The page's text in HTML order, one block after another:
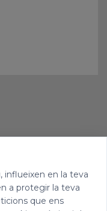
influeixen en la teva
a protegir la teva
que ens